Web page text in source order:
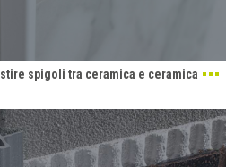
spigoli tra ceramica e ceramica